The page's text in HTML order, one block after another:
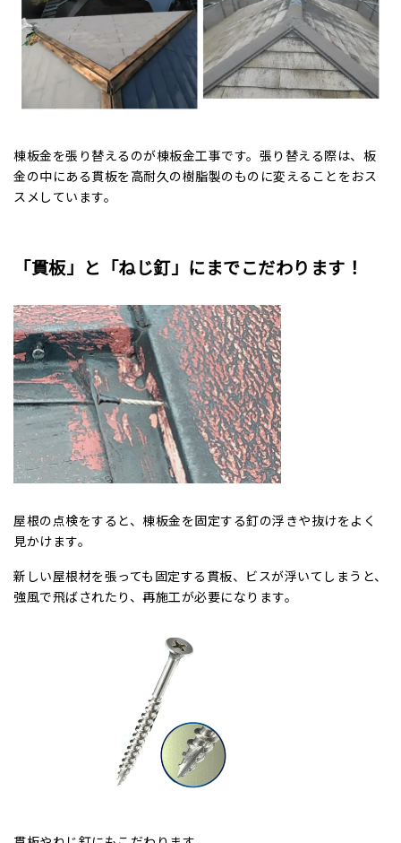
棟板金を張り替えるのが棟板金工事です。張り替える際は、板
金の中にある貫板を高耐久の樹脂製のものに変えることをおス
スメしています。
「貫板」と「ねじ釘」にまでこだわります！
屋根の点検をすると、棟板金を固定する釘の浮きや抜けをよく
見かけます。
新しい屋根材を張っても固定する貫板、ビスが浮いてしまうと、
強風で飛ばされたり、再施工が必要になります。